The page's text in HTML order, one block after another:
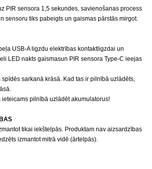
PIR sensora 1,5 sekundes, savienošanas process
sensoru tiks pabeigts un gaismas pārstās mirgot.
USB-A ligzdu elektrības kontaktligzdai un
LED nakts gaismasun PIR sensora Type-C ieejas
sarkanā krāsā. Kad tas ir pilnībā uzlādēts,
ieteicams pilnībā uzlādēt akumulatorus!
tikai iekštelpās. Produktam nav aizsardzības
izmantot mitrā vidē (ārtelpās).